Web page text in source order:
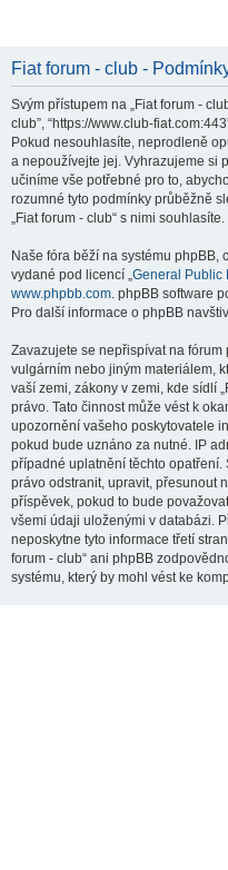
Fiat forum - club -
Svým přístupem na „Fiat forum -
club”, “https://www.club-
Pokud nesouhlasíte, neprodleně
a nepoužívejte jej. Vyhrazujeme si
učiníme vše potřebné pro to,
rozumné tyto podmínky průběžně
„Fiat forum - club“ s nimi souhlasíte.
Naše fóra běží na systému phpBB,
vydané pod licencí „General Public
www.phpbb.com. phpBB software
Pro další informace o phpBB
Zavazujete se nepřispívat na
vulgárním nebo jiným materiálem,
vaší zemi, zákony v zemi, kde sídlí
právo. Tato činnost může vést k
upozornění vašeho poskytovatele
pokud bude uznáno za nutné. IP
případné uplatnění těchto opatření.
právo odstranit, upravit, přesunout
příspěvek, pokud to bude
všemi údaji uloženými v databázi.
neposkytne tyto informace třetí
forum - club“ ani phpBB
systému, který by mohl vést ke